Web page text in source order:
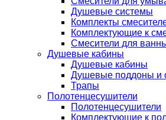
Душевые системы
Комплекты
Комплектующие к
Смесители для
Душевые кабины
Душевые кабины
Душевые поддоны и
Трапы
Полотенцесушители
Полотенцесушители
Комплектующие к